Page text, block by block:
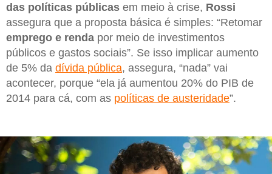
das políticas públicas em meio à crise, Rossi
assegura que a proposta básica é simples: “Retomar
emprego e renda por meio de investimentos
públicos e gastos sociais”. Se isso implicar aumento
de 5% da dívida pública, assegura, “nada” vai
acontecer, porque “ela já aumentou 20% do PIB de
2014 para cá, com as políticas de austeridade”.